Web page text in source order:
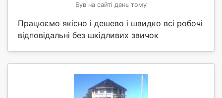
Був на сайті день тому
Працюємо якісно і дешево і швидко всі робочі
відповідальні без шкідливих звичок